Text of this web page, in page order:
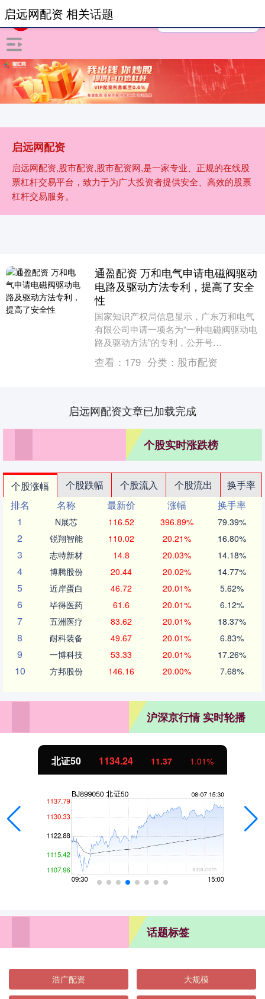
启远网配资
启远网配资,股市配资,股市配资网,是一家专业、正规的在线股
票杠杆交易平台，致力于为广大投资者提供安全、高效的股票
杠杆交易服务。
启远网配资 相关话题
通盈配资 万和电气申请电磁阀驱动
电路及驱动方法专利，提高了安全
性
国家知识产权局信息显示，广东万和电气
有限公司申请一项名为“一种电磁阀驱动电
路及驱动方法”的专利，公开号
CN121594231A，申请日期为2024年8
月。 专利....
查看： 179 分类： 股市配资
启远网配资文章已加载完成
个股实时涨跌榜
个股涨幅 个股跌幅 个股流入 个股流出
换手率
排名
名称 最新价 涨幅
换手率
1
N展芯 116.52 396.89% 79.39%
2 锐翔智能 110.02 20.21% 16.80%
3 志特新材 14.8 20.03% 14.18%
4 博腾股份 20.44 20.02% 14.77%
5 近岸蛋白 46.72 20.01% 5.62%
6 毕得医药 61.6 20.01% 6.12%
7 五洲医疗 83.62 20.01% 18.37%
8 耐科装备 49.67 20.01% 6.83%
9 一博科技 53.33 20.01% 17.26%
10 方邦股份 146.16 20.00% 7.68%
沪深京行情 实时轮播
北证50 1134.24 11.37 1.01%
话题标签
浩广配资 大规模